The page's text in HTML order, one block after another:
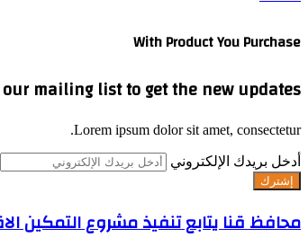
With Product You Purchase
mailing list to get the new updates!
Lorem ipsum dolor sit amet, consectetur.
أدخل بريدك الإلكتروني
محافظ قنا يتابع تنفيذ مشروع التمكين